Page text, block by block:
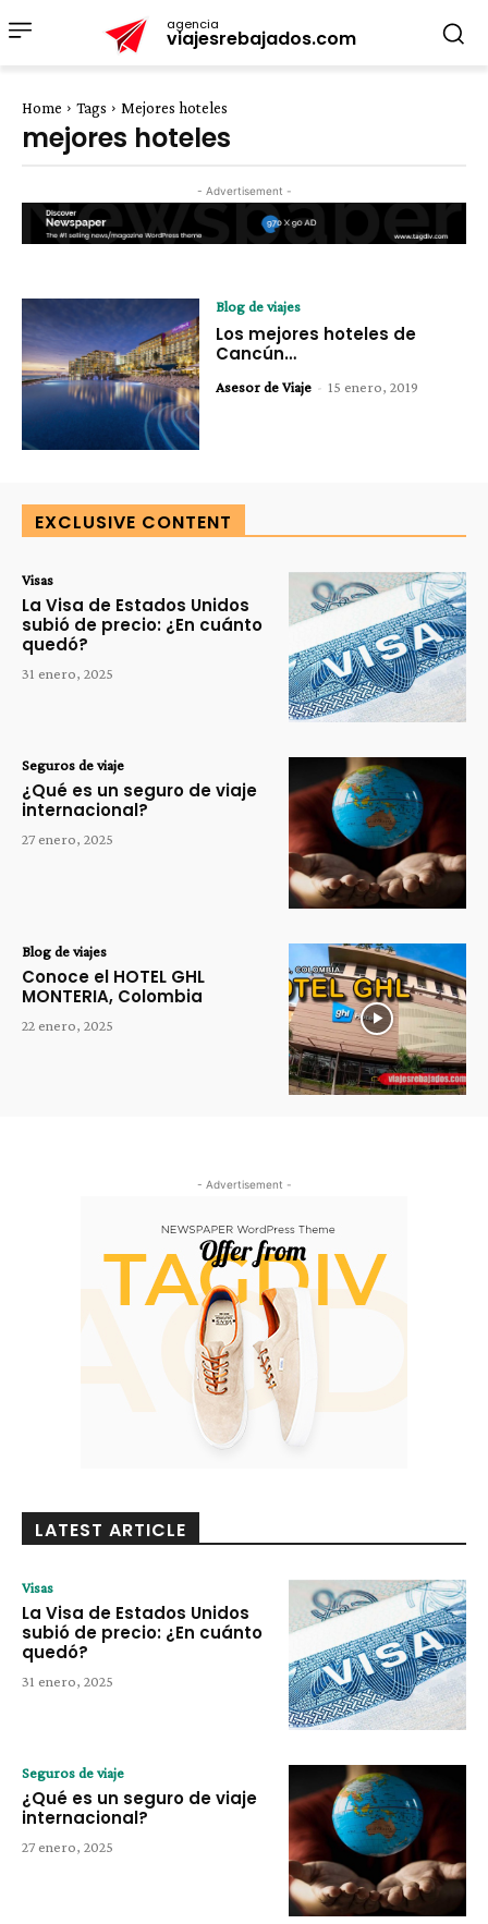
agencia
viajesrebajados.com
Home Tags Mejores hoteles
mejores hoteles
- Advertisement -
Blog de viajes
Los mejores hoteles de
Cancún…
Asesor de Viaje - 15 enero, 2019
EXCLUSIVE CONTENT
Visas
La Visa de Estados Unidos
subió de precio: ¿En cuánto
quedó?
31 enero, 2025
Seguros de viaje
¿Qué es un seguro de viaje
internacional?
27 enero, 2025
Blog de viajes
Conoce el HOTEL GHL
MONTERIA, Colombia
22 enero, 2025
- Advertisement -
LATEST ARTICLE
Visas
La Visa de Estados Unidos
subió de precio: ¿En cuánto
quedó?
31 enero, 2025
Seguros de viaje
¿Qué es un seguro de viaje
internacional?
27 enero, 2025